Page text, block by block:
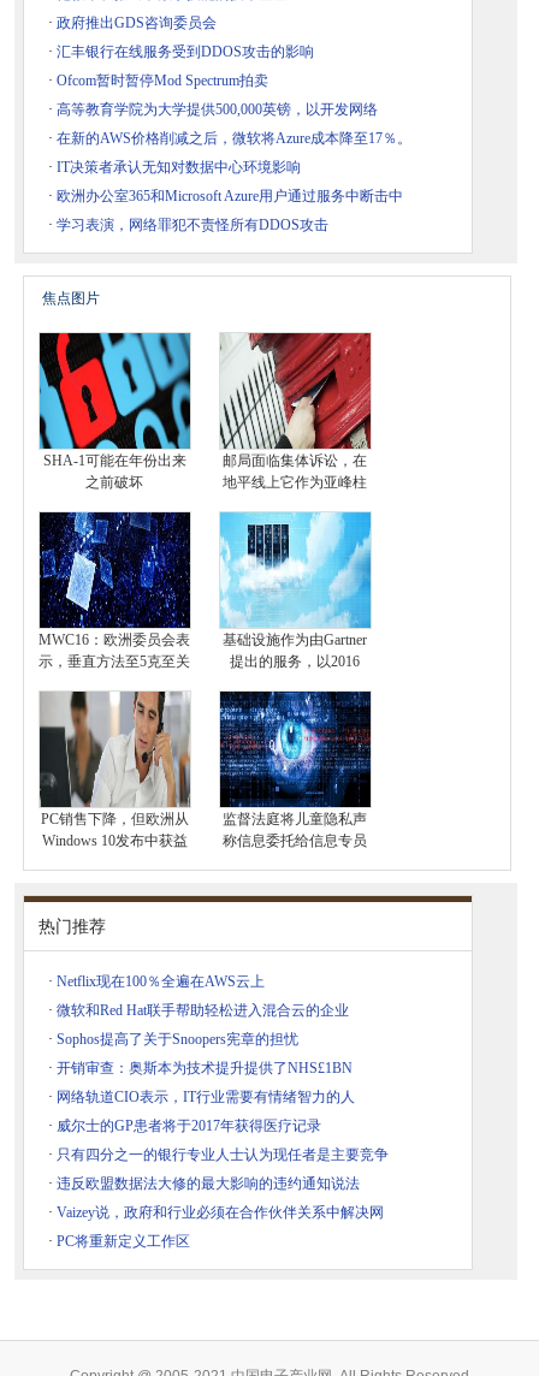
· 政府推出GDS咨询委员会
· 汇丰银行在线服务受到DDOS攻击的影响
· Ofcom暂时暂停Mod Spectrum拍卖
· 高等教育学院为大学提供500,000英镑，以开发网络
· 在新的AWS价格削减之后，微软将Azure成本降至17％。
· IT决策者承认无知对数据中心环境影响
· 欧洲办公室365和Microsoft Azure用户通过服务中断击中
· 学习表演，网络罪犯不责怪所有DDOS攻击
焦点图片
SHA-1可能在年份出来
之前破坏
邮局面临集体诉讼，在
地平线上它作为亚峰柱
MWC16：欧洲委员会表
示，垂直方法至5克至关
基础设施作为由Gartner
提出的服务，以2016
PC销售下降，但欧洲从
Windows 10发布中获益
监督法庭将儿童隐私声
称信息委托给信息专员
热门推荐
· Netflix现在100％全遍在AWS云上
· 微软和Red Hat联手帮助轻松进入混合云的企业
· Sophos提高了关于Snoopers宪章的担忧
· 开销审查：奥斯本为技术提升提供了NHS£1BN
· 网络轨道CIO表示，IT行业需要有情绪智力的人
· 威尔士的GP患者将于2017年获得医疗记录
· 只有四分之一的银行专业人士认为现任者是主要竞争
· 违反欧盟数据法大修的最大影响的违约通知说法
· Vaizey说，政府和行业必须在合作伙伴关系中解决网
· PC将重新定义工作区